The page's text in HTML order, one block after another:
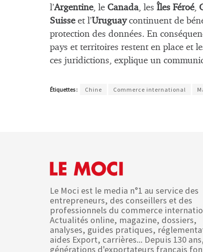
l’Argentine, le Canada, les Îles Féroé,
Suisseet l’Uruguaycontinuent de
protection des données. En
pays et territoires restent en place et
ces juridictions, explique un
Étiquettes : Chine Commerce international
Le Moci est le media n°1 au service des
entrepreneurs, des conseillers et des
professionnels du commerce
Actualités online, magazine, dossiers,
analyses, guides pratiques,
aides Export, carrières... Depuis 130
générations d'exportateurs français